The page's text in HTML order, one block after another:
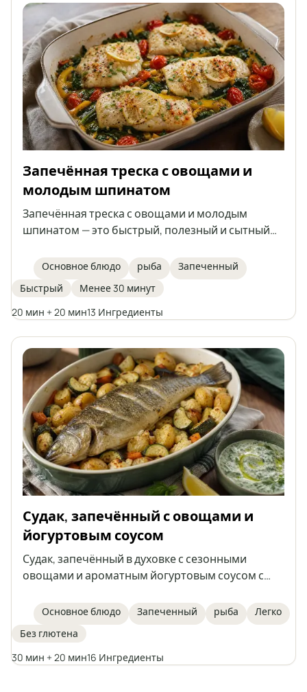
Запечённая треска с овощами и
молодым шпинатом
Запечённая треска с овощами и молодым
шпинатом — это быстрый, полезный и сытный
филе трески запекаются на овощах с
добавлением ароматных специй, оливкового
масла и топлёного масла. Отличная идея для
основного блюда для всей семьи.
Основное блюдо рыба
Запеченный
Быстрый
Менее 30 минут
20 мин + 20 мин13 Ингредиенты
Судак, запечённый с овощами и
йогуртовым соусом
Судак, запечённый в духовке с сезонными
овощами и ароматным йогуртовым соусом с
сытное блюдо, которое можно приготовить
также с другой средней рыбой, как
пресноводной, так и морской.
Основное блюдо Запеченный рыба
Легко
Без глютена
30 мин + 20 мин16 Ингредиенты